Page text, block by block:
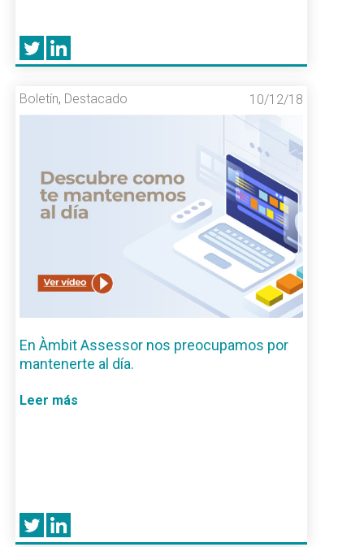
Boletín, Destacado 10/12/18
En Àmbit Assessor nos preocupamos por
mantenerte al día.
Leer más